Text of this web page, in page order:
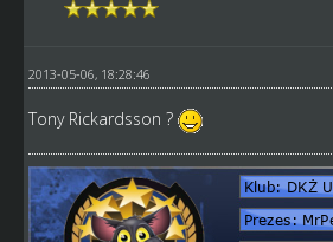
2013-05-06, 18:28:46
Tony Rickardsson ?